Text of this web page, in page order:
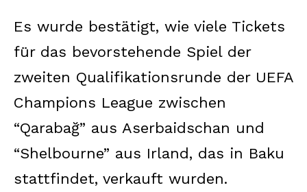
Es wurde bestätigt, wie viele Tickets
für das bevorstehende Spiel der
zweiten Qualifikationsrunde der UEFA
Champions League zwischen
“Qarabağ” aus Aserbaidschan und
“Shelbourne” aus Irland, das in Baku
stattfindet, verkauft wurden.